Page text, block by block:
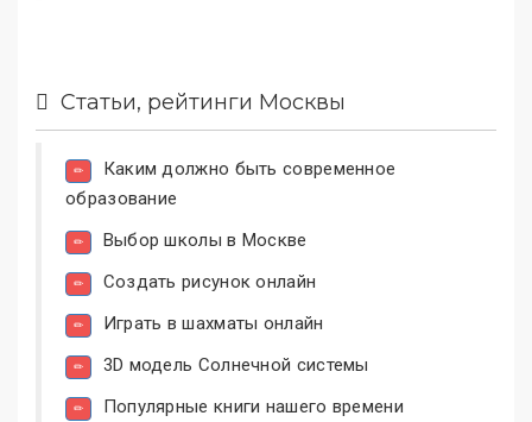
Статьи, рейтинги Москвы
Каким должно быть современное
образование
Выбор школы в Москве
Создать рисунок онлайн
Играть в шахматы онлайн
3D модель Солнечной системы
Популярные книги нашего времени